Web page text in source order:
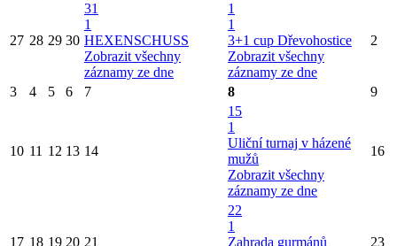
27 28 29 30
31
1
HEXENSCHUSS
Zobrazit všechny
záznamy ze dne
1
1
3+1 cup Dřevohostice
Zobrazit všechny
záznamy ze dne
2
3 4 5 6 7 8 9
10 11 12 13 14
15
1
Uliční turnaj v házené
mužů
Zobrazit všechny
záznamy ze dne
16
17 18 19 20 21
22
1
Zahrada gurmánů
23